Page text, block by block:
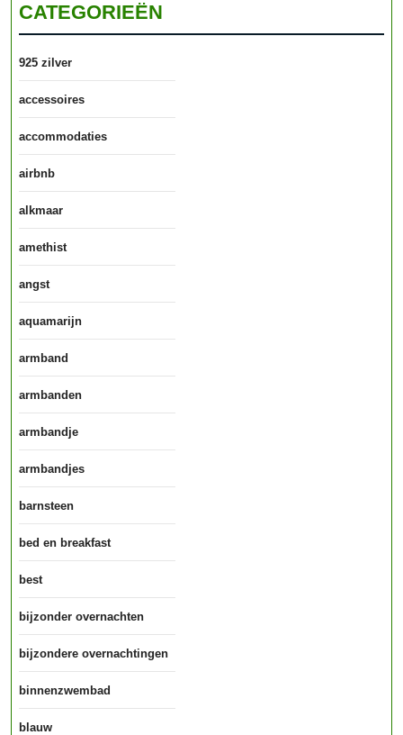
CATEGORIEËN
925 zilver
accessoires
accommodaties
airbnb
alkmaar
amethist
angst
aquamarijn
armband
armbanden
armbandje
armbandjes
barnsteen
bed en breakfast
best
bijzonder overnachten
bijzondere overnachtingen
binnenzwembad
blauw